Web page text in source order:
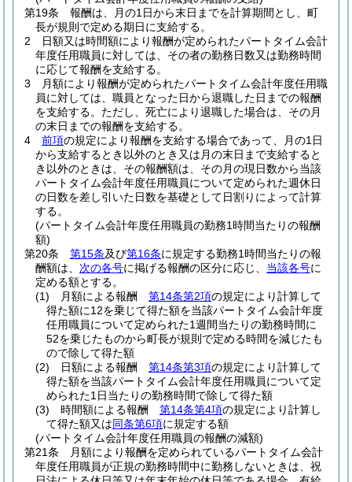
第19条
報酬は、月の1日から末日までを計算期間とし、町
長が規則で定める期日に支給する。
2
日額又は時間額により報酬が定められたパートタイム会計
年度任用職員に対しては、その者の勤務日数又は勤務時間
に応じて報酬を支給する。
3
月額により報酬が定められたパートタイム会計年度任用職
員に対しては、職員となった日から退職した日までの報酬
を支給する。 ただし、死亡により退職した場合は、その月
の末日までの報酬を支給する。
4
前項の規定により報酬を支給する場合であって、月の1日
から支給するとき以外のとき又は月の末日まで支給すると
き以外のときは、その報酬額は、その月の現日数から当該
パートタイム会計年度任用職員について定められた週休日
の日数を差し引いた日数を基礎として日割りによって計算
する。
(パートタイム会計年度任用職員の勤務1時間当たりの報酬
額)
第20条
第15条及び第16条に規定する勤務1時間当たりの報
酬額は、 次の各号に掲げる報酬の区分に応じ、 当該各号に
定める額とする。
(1)
月額による報酬 第14条第2項の規定により計算して
得た額に12を乗じて得た額を当該パートタイム会計年度
任用職員について定められた1週間当たりの勤務時間に
52を乗じたものから町長が規則で定める時間を減じたも
ので除して得た額
(2)
日額による報酬 第14条第3項の規定により計算して
得た額を当該パートタイム会計年度任用職員について定
められた1日当たりの勤務時間で除して得た額
(3)
時間額による報酬 第14条第4項の規定により計算し
て得た額又は同条第6項に規定する額
(パートタイム会計年度任用職員の報酬の減額)
第21条
月額により報酬を定められているパートタイム会計
年度任用職員が正規の勤務時間中に勤務しないときは、祝